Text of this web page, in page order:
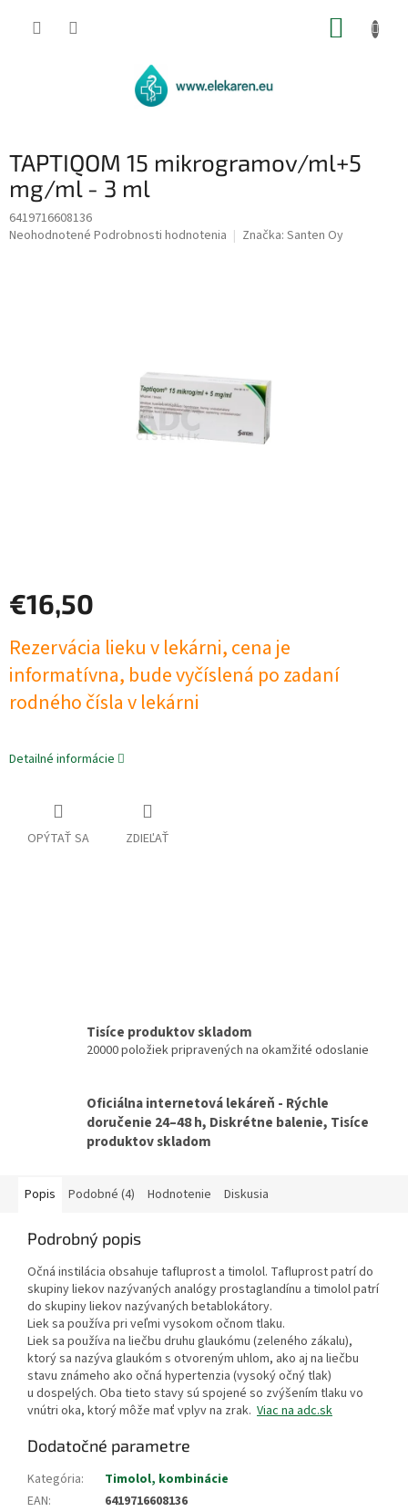
TAPTIQOM 15 mikrogramov/ml+5
mg/ml - 3 ml
6419716608136
Priemerné
Neohodnotené Podrobnosti hodnotenia Značka: Santen Oy
€16,50
cena:
Rezervácia lieku v lekárni, cena je
informatívna, bude vyčíslená po zadaní
rodného čísla v lekárni
Detailné informácie
OPÝTAŤ SA ZDIEĽAŤ
Tisíce produktov skladom
20000 položiek pripravených na okamžité odoslanie
Oficiálna internetová lekáreň - Rýchle
doručenie 24–48 h, Diskrétne balenie, Tisíce
produktov skladom
Popis Podobné (4) Hodnotenie Diskusia
Podrobný popis
Očná instilácia obsahuje tafluprost a timolol. Tafluprost patrí do
skupiny liekov nazývaných analógy prostaglandínu a timolol patrí
do skupiny liekov nazývaných betablokátory.
Liek sa používa pri veľmi vysokom očnom tlaku.
Liek sa používa na liečbu druhu glaukómu (zeleného zákalu),
ktorý sa nazýva glaukóm s otvoreným uhlom, ako aj na liečbu
stavu známeho ako očná hypertenzia (vysoký očný tlak)
u dospelých. Oba tieto stavy sú spojené so zvýšením tlaku vo
vnútri oka, ktorý môže mať vplyv na zrak. Viac na adc.sk
Dodatočné parametre
Kategória:
Timolol, kombinácie
EAN:
6419716608136